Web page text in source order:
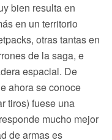
bien resulta en
en un territorio
otras tantas en
de la saga, e
espacial. De
ahora se conoce
tiros) fuese una
mucho mejor
de armas es